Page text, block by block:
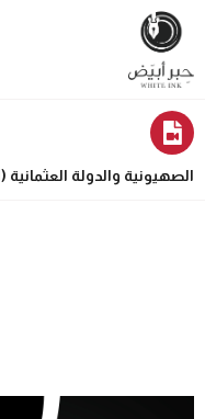
الصهيونية والدولة العثمانية (1)